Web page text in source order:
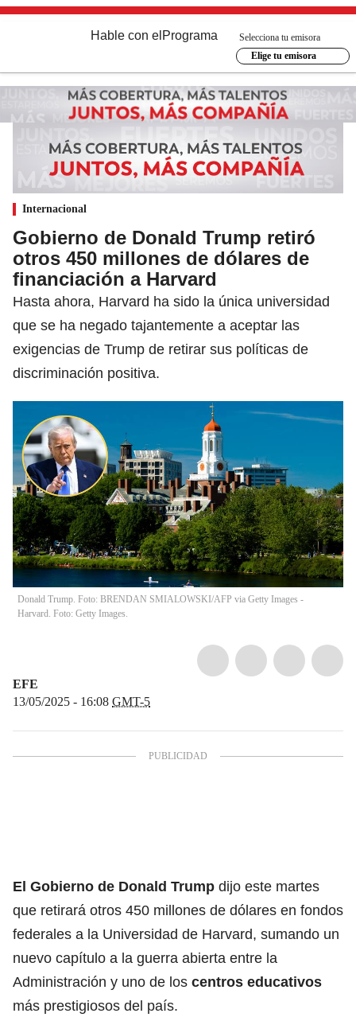
Hable con el Programa
Selecciona tu emisora
Elige tu emisora
Internacional
Gobierno de Donald Trump retiró
otros 450 millones de dólares de
financiación a Harvard
Hasta ahora, Harvard ha sido la única universidad
que se ha negado tajantemente a aceptar las
exigencias de Trump de retirar sus políticas de
discriminación positiva.
Donald Trump. Foto: BRENDAN SMIALOWSKI/AFP via Getty Images -
Harvard. Foto: Getty Images.
EFE
13/05/2025 - 16:08 GMT-5
El Gobierno de Donald Trump dijo este martes
que retirará otros 450 millones de dólares en fondos
federales a la Universidad de Harvard, sumando un
nuevo capítulo a la guerra abierta entre la
Administración y uno de los centros educativos
más prestigiosos del país.